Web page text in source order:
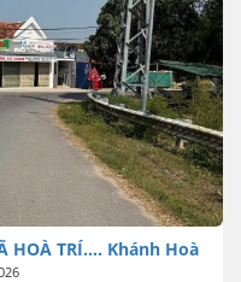
HOÀ TRÍ…. Khánh Hoà